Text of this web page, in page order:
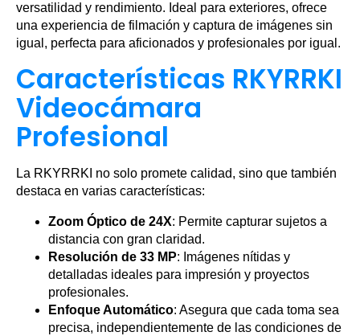
versatilidad y rendimiento. Ideal para exteriores, ofrece
una experiencia de filmación y captura de imágenes sin
igual, perfecta para aficionados y profesionales por igual.
Características RKYRRKI
Videocámara
Profesional
La RKYRRKI no solo promete calidad, sino que también
destaca en varias características:
Zoom Óptico de 24X: Permite capturar sujetos a
distancia con gran claridad.
Resolución de 33 MP: Imágenes nítidas y
detalladas ideales para impresión y proyectos
profesionales.
Enfoque Automático: Asegura que cada toma sea
precisa, independientemente de las condiciones de